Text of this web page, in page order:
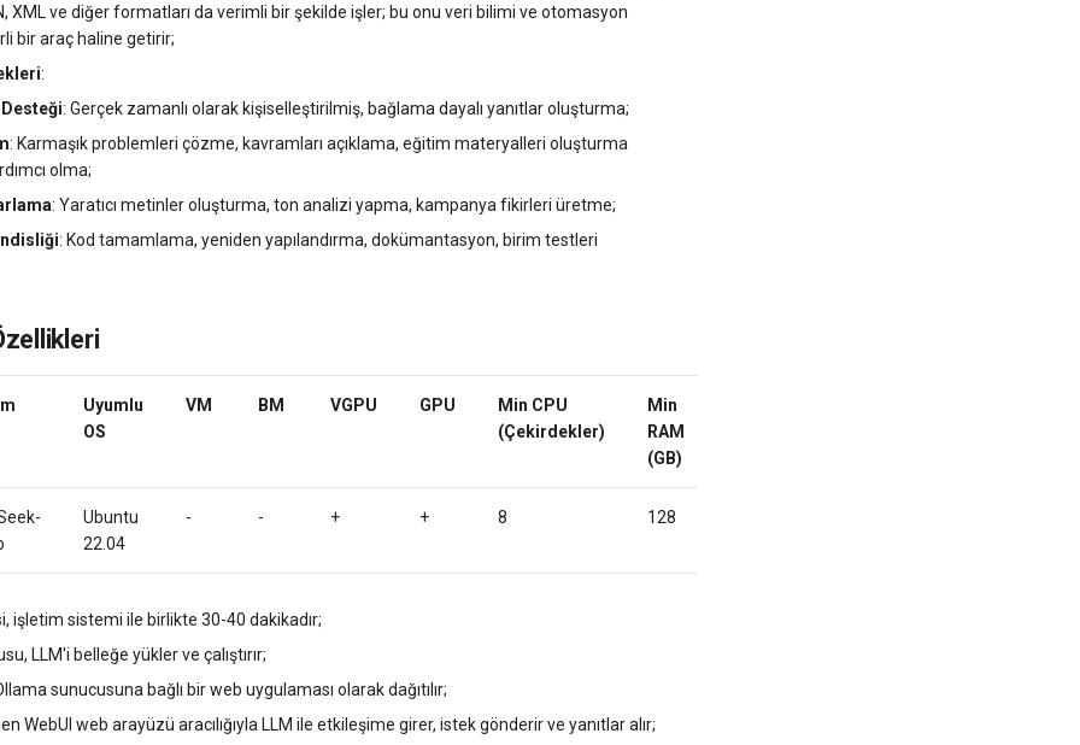
XML ve diğer formatları da verimli bir şekilde işler; bu onu veri bilimi ve otomasyon
bir araç haline getirir;
:
Desteği: Gerçek zamanlı olarak kişiselleştirilmiş, bağlama dayalı yanıtlar oluşturma;
: Karmaşık problemleri çözme, kavramları açıklama, eğitim materyalleri oluşturma
olma;
: Yaratıcı metinler oluşturma, ton analizi yapma, kampanya fikirleri üretme;
: Kod tamamlama, yeniden yapılandırma, dokümantasyon, birim testleri
Uyumlu
OS
VM BM VGPU GPU
Min CPU
(Çekirdekler)
Min
RAM
(GB)
Ubuntu
22.04
- - + + 8 128
işletim sistemi ile birlikte 30-40 dakikadır;
LLM'i belleğe yükler ve çalıştırır;
sunucusuna bağlı bir web uygulaması olarak dağıtılır;
WebUI web arayüzü aracılığıyla LLM ile etkileşime girer, istek gönderir ve yanıtlar alır;